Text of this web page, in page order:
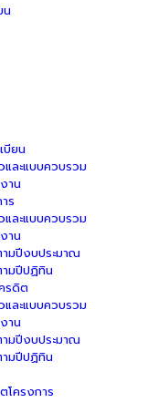
น
บียน
และแบบควบรวม
าน
ร
และแบบควบรวม
าน
ามปีงบประมาณ
ามปีปฏิทิน
รดิต
และแบบควบรวม
าน
ามปีงบประมาณ
ามปีปฏิทิน
โครงการ